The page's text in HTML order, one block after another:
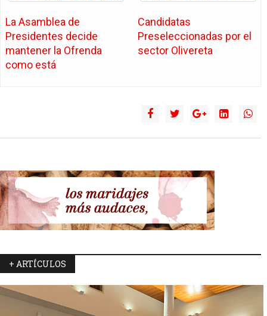
La Asamblea de
Presidentes decide
mantener la Ofrenda
como está
Candidatas
Preseleccionadas por el
sector Olivereta
+ ARTÍCULOS